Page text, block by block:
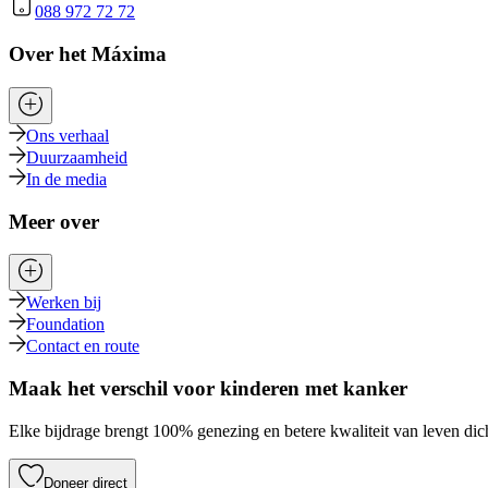
088 972 72 72
Over het Máxima
Ons verhaal
Duurzaamheid
In de media
Meer over
Werken bij
Foundation
Contact en route
Maak het verschil voor kinderen met kanker
Elke bijdrage brengt 100% genezing en betere kwaliteit van leven
Doneer direct